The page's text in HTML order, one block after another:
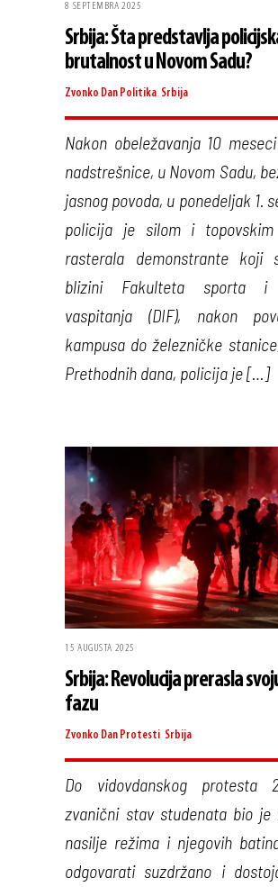
8 SEPTEMBRA 2025
Srbija: Šta predstavlja
brutalnost u Novom Sadu?
Zvonko Dan Politika Srbija
Nakon obeležavanja 10
nadstrešnice, u Novom Sadu,
jasnog povoda, u ponedeljak 1.
policija je silom i topovskim
rasterala demonstrante
blizini Fakulteta sporta i
vaspitanja (DIF), nakon
kampusa do železničke
Prethodnih dana, policija je […]
15 AUGUSTA 2025
Srbija: Revolucija prerasla
fazu
Zvonko Dan Protesti Srbija
Do vidovdanskog protesta
zvanični stav studenata bio je
nasilje režima i njegovih
odgovarati suzdržano i